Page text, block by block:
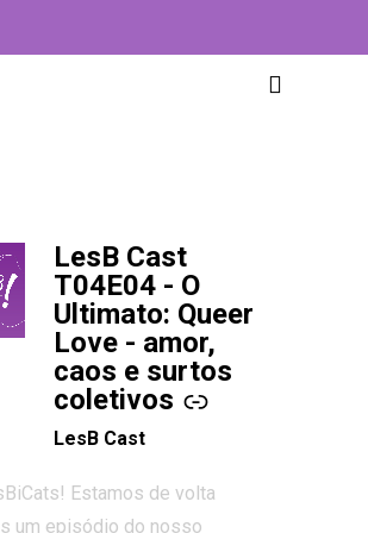
LesB Cast
T04E04 - O
Ultimato: Queer
Love - amor,
caos e surtos
coletivos
-
LesB Cast
Estamos de volta
um episódio do nosso